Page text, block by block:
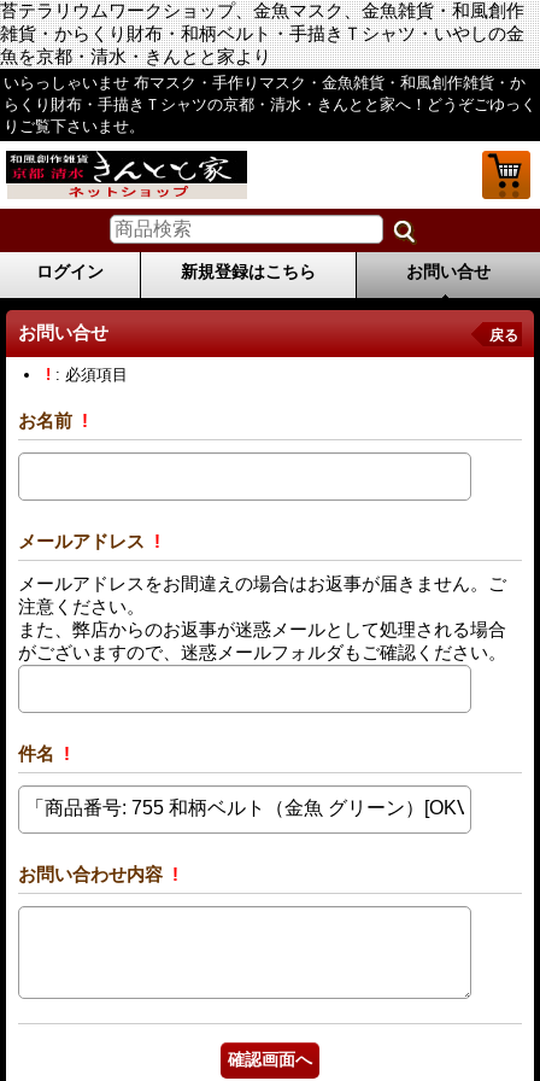
苔テラリウムワークショップ、金魚マスク、金魚雑貨・和風創作
雑貨・からくり財布・和柄ベルト・手描きＴシャツ・いやしの金
魚を京都・清水・きんとと家より
いらっしゃいませ 布マスク・手作りマスク・金魚雑貨・和風創作雑貨・か
らくり財布・手描きＴシャツの京都・清水・きんとと家へ！どうぞごゆっく
りご覧下さいませ。
ログイン 新規登録はこちら お問い合せ
お問い合せ 戻る
! : 必須項目
お名前 !
メールアドレス !
メールアドレスをお間違えの場合はお返事が届きません。ご
注意ください。
また、弊店からのお返事が迷惑メールとして処理される場合
がございますので、迷惑メールフォルダもご確認ください。
件名 !
お問い合わせ内容 !